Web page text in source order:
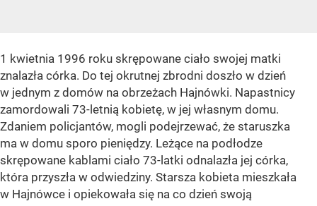
1 kwietnia 1996 roku skrępowane ciało swojej matki
znalazła córka. Do tej okrutnej zbrodni doszło w dzień
w jednym z domów na obrzeżach Hajnówki. Napastnicy
zamordowali 73-letnią kobietę, w jej własnym domu.
Zdaniem policjantów, mogli podejrzewać, że staruszka
ma w domu sporo pieniędzy. Leżące na podłodze
skrępowane kablami ciało 73-latki odnalazła jej córka,
która przyszła w odwiedziny. Starsza kobieta mieszkała
w Hajnówce i opiekowała się na co dzień swoją